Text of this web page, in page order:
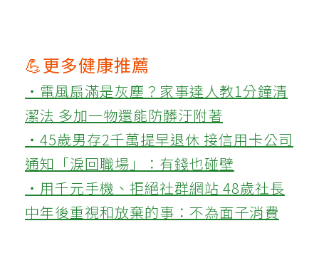
💪更多健康推薦
‧電風扇滿是灰塵？家事達人教1分鐘清
潔法 多加一物還能防髒汙附著
‧45歲男存2千萬提早退休 接信用卡公司
通知「淚回職場」：有錢也碰壁
‧用千元手機、拒絕社群網站 48歲社長
中年後重視和放棄的事：不為面子消費